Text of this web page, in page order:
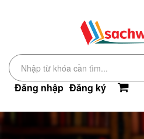
Đăng nhập Đăng ký